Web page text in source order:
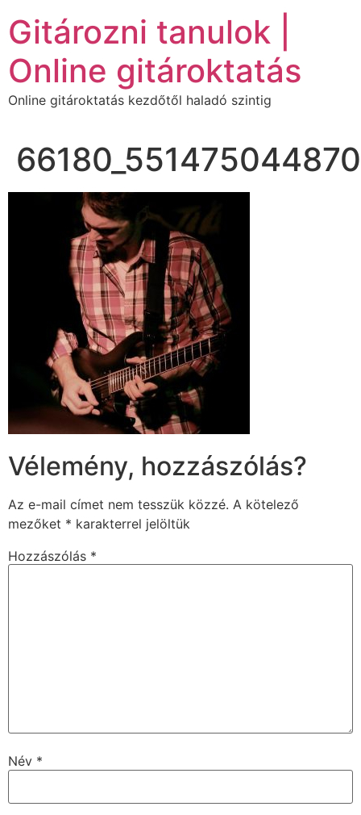
tartalomhoz
Gitározni tanulok |
Online gitároktatás
Online gitároktatás kezdőtől haladó szintig
Vélemény, hozzászólás?
Az e-mail címet nem tesszük közzé. A kötelező
mezőket * karakterrel jelöltük
Hozzászólás *
Név *